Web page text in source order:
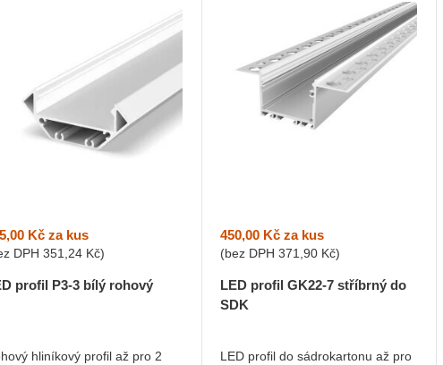
Kčza kus
DPH 351,24 Kč)
profil P3-3 bílý rohový
hliníkový profil až pro 2
450,00 Kčza kus
(bez DPH 371,90 Kč)
LED profil GK22-7 stříbrný do
SDK
LED profil do sádrokartonu až pro